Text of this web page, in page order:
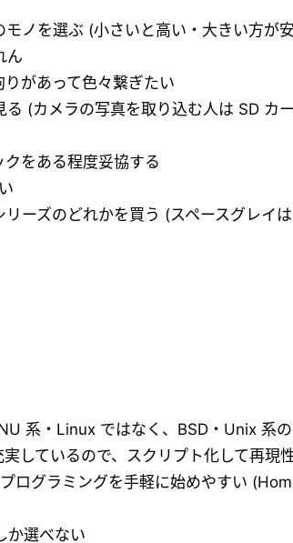
ノを選ぶ (小さいと高い・大きい方が
ん
があって色々繋ぎたい
(カメラの写真を取り込む人は SD カ
をある程度妥協する
ーズのどれかを買う (スペースグレイ
系・Linux ではなく、BSD・Unix 系
しているので、スクリプト化して再現
ログラミングを手軽に始めやすい
か選べない